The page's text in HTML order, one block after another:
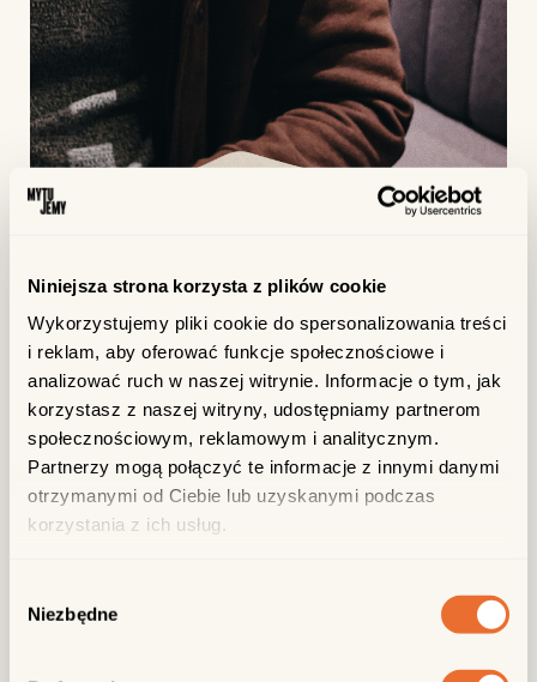
Niniejsza strona korzysta z plików cookie
Wykorzystujemy pliki cookie do spersonalizowania treści
i reklam, aby oferować funkcje społecznościowe i
analizować ruch w naszej witrynie. Informacje o tym, jak
korzystasz z naszej witryny, udostępniamy partnerom
społecznościowym, reklamowym i analitycznym.
Partnerzy mogą połączyć te informacje z innymi danymi
otrzymanymi od Ciebie lub uzyskanymi podczas
korzystania z ich usług.
zgody
Niezbędne